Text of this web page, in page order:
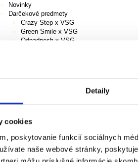
Detaily
cookies
poskytovanie funkcií sociálnych
naše webové stránky,
Novinky
Darčekové predmety
Crazy Step x VSG
Green Smile x VSG
Odpadnesh x VSG
Pracovné zošity pre deti